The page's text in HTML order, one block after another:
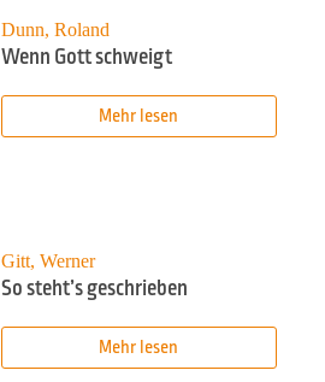
Dunn, Roland
Wenn Gott schweigt
Mehr lesen
Gitt, Werner
So steht’s geschrieben
Mehr lesen